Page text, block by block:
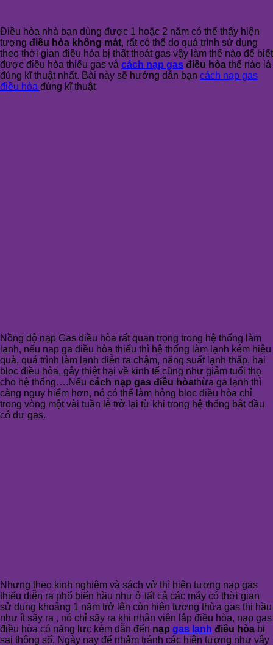
Điều hòa nhà bạn dùng được 1 hoặc 2 năm có thể thấy hiện
tượng điều hòa không mát, rất có thể do quá trình sử dụng
theo thời gian điều hòa bị thất thoát gas vậy làm thế nào để biết
được điều hòa thiếu gas và cách nạp gas điều hòa thế nào là
đúng kĩ thuật nhất. Bài này sẽ hướng dẫn bạn cách nạp gas
điều hòa đúng kĩ thuật
Nồng độ nạp Gas điều hòa rất quan trọng trong hệ thống làm
lạnh, nếu nap ga điều hòa thiếu thì hệ thống làm lạnh kém hiệu
quà, quá trình làm lạnh diễn ra chậm, năng suất lạnh thấp, hại
bloc điều hòa, gây thiệt hại về kinh tế cũng như giảm tuổi thọ
cho hệ thống….Nếu cách nạp gas điều hòathừa ga lạnh thì
càng nguy hiểm hơn, nó có thể làm hỏng bloc điều hòa chỉ
trong vòng một vài tuần lễ trở lại từ khi trong hệ thống bắt đầu
có dư gas.
Nhưng theo kinh nghiệm và sách vở thì hiện tượng nạp gas
thiếu diễn ra phổ biến hầu như ở tất cả các máy có thời gian
sử dụng khoảng 1 năm trở lên còn hiện tượng thừa gas thi hầu
như ít sãy ra , nó chỉ sãy ra khi nhân viên lắp điều hòa, nạp gas
điều hòa có năng lực kém dẫn đến nạp gas lạnh điều hòa bị
sai thông số. Ngày nay để nhắm tránh các hiện tượng như vậy